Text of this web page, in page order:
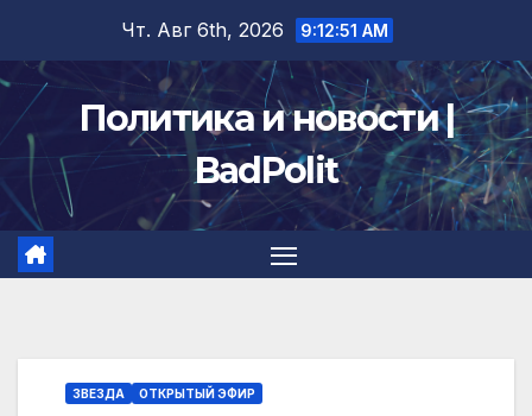
содержимому
Чт. Авг 6th, 2026 9:12:51 AM
Политика и новости |
BadPolit
ЗВЕЗДА ОТКРЫТЫЙ ЭФИР